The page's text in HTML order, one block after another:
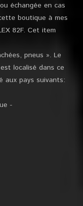
échangée en cas
boutique à mes
82F. Cet item
pneus ». Le
localisé dans ce
aux pays suivants:
-